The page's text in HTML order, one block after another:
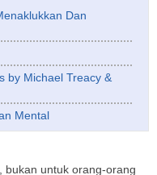
Dan
by Michael Treacy &
Mental
bukan untuk orang-orang